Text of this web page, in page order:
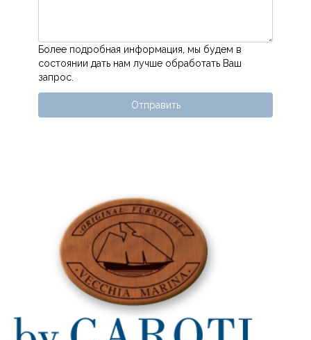
Более подробная информация, мы будем в
состоянии дать нам лучше обработать Ваш
запрос.
Отправить